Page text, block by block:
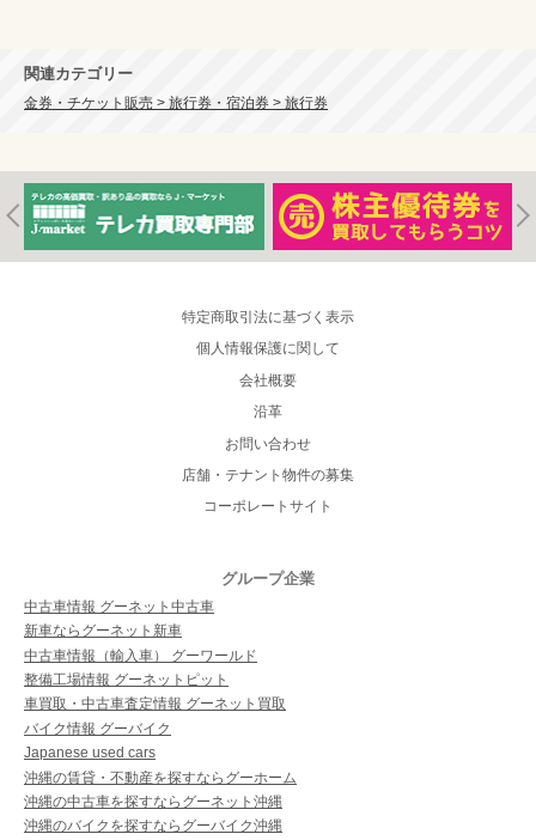
関連カテゴリー
金券・チケット販売 > 旅行券・宿泊券 > 旅行券
特定商取引法に基づく表示
個人情報保護に関して
会社概要
沿革
お問い合わせ
店舗・テナント物件の募集
コーポレートサイト
グループ企業
中古車情報 グーネット中古車
新車ならグーネット新車
中古車情報（輸入車） グーワールド
整備工場情報 グーネットピット
車買取・中古車査定情報 グーネット買取
バイク情報 グーバイク
Japanese used cars
沖縄の賃貸・不動産を探すならグーホーム
沖縄の中古車を探すならグーネット沖縄
沖縄のバイクを探すならグーバイク沖縄